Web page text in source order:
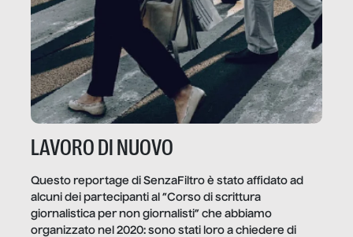
LAVORO DI NUOVO
Questo reportage di SenzaFiltro è stato affidato ad
alcuni dei partecipanti al “Corso di scrittura
giornalistica per non giornalisti” che abbiamo
organizzato nel 2020: sono stati loro a chiedere di